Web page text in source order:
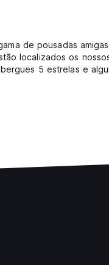
de pousadas
localizados os
5 estrelas e